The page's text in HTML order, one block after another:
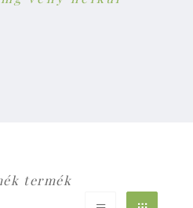
termék